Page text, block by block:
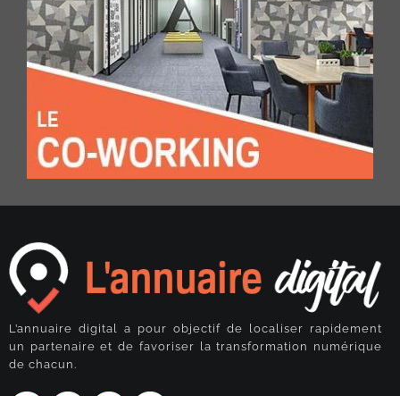
L’annuaire digital a pour objectif de localiser rapidement
un partenaire et de favoriser la transformation numérique
de chacun.